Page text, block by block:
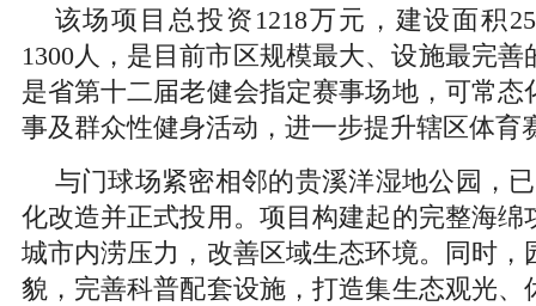
该场项目总投资1218万元，建设面积
1300人，是目前市区规模最大、设施最完
是省第十二届老健会指定赛事场地，可常态
事及群众性健身活动，进一步提升辖区体育
与门球场紧密相邻的贵溪洋湿地公园，
化改造并正式投用。项目构建起的完整海绵
城市内涝压力，改善区域生态环境。同时，
貌，完善科普配套设施，打造集生态观光、